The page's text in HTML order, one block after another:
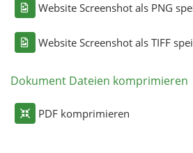
Website Screenshot als PNG
Website Screenshot als TIFF
Dokument Dateien komprimieren
PDF komprimieren